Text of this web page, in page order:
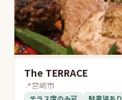
The TERRACE
📍宮崎市